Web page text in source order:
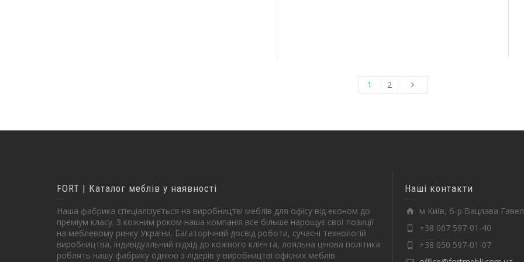
1 2
FORT | Каталог меблів у наявності
Наша фабрика спеціалізується на виробництві меблів для офісу від економ до
преміум класу. З кожним роком наша компанія все більше нарощує свої позиції
на меблевому ринку України. Багаторічний досвід роботи, сучасні технологій
виробництва, індивідуальний підхід до кожного клієнта, лояльна цінова політика
роблять нашу фабрику однією з лідерів у виробництві офісних меблів
Наші контакти
м Київ, б-р Вацлава
+38 067 597-01-40
+38 050 597-01-07